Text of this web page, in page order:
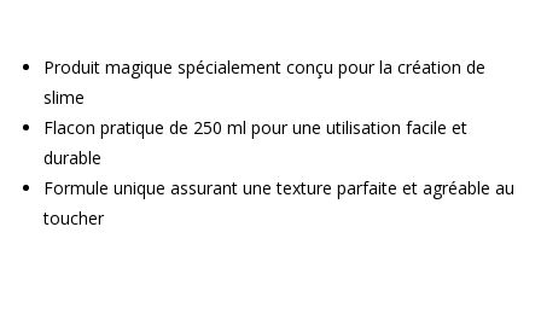
Produit magique spécialement conçu pour la création de
slime
Flacon pratique de 250 ml pour une utilisation facile et
durable
Formule unique assurant une texture parfaite et agréable au
toucher